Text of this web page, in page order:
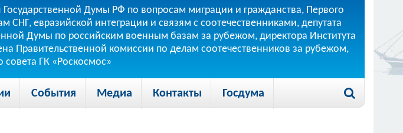
Думы РФ по вопросам миграции и гражданства, Первого
евразийской интеграции и связям с соотечественниками, депутата
Думы по российским военным базам за рубежом, директора Института
Правительственной комиссии по делам соотечественников за рубежом,
ГК «Роскосмос»
События Медиа Контакты Госдума